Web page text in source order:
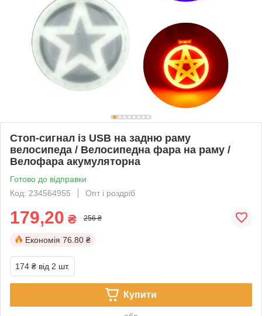
Стоп-сигнал із USB на задню раму
велосипеда / Велосипедна фара на раму /
Велофара акумуляторна
Готово до відправки
Код: 234564955
Опт і роздріб
179,20 ₴ 256 ₴
Економія 76.80 ₴
174 ₴ від 2 шт.
Купити